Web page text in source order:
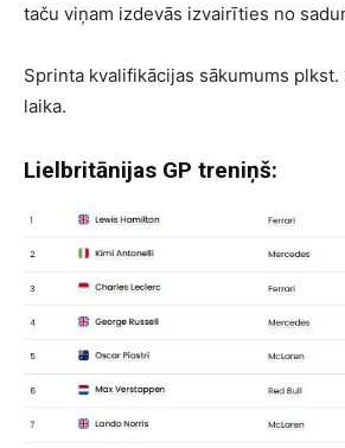
taču viņam izdevās izvairīties no
Sprinta kvalifikācijas sākumums plkst.
laika.
Lielbritānijas GP treniņš: